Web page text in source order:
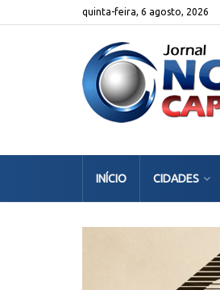
quinta-feira, 6 agosto, 2026
INÍCIO CIDADES